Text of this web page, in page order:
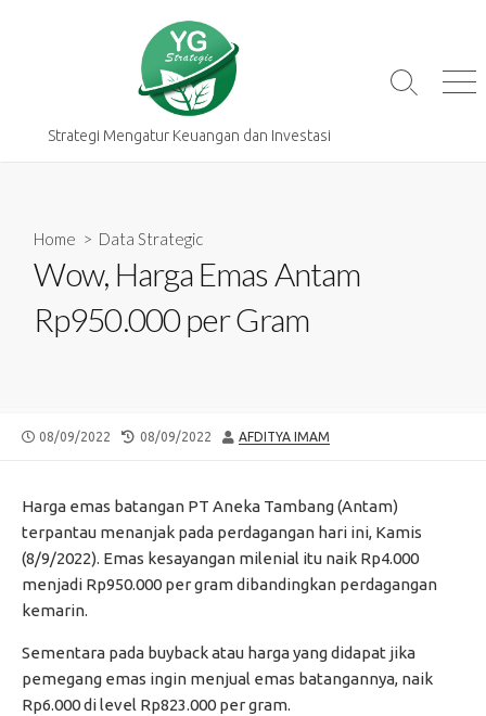
Strategi Mengatur Keuangan dan Investasi
Search
Home > Data Strategic
Wow, Harga Emas Antam
Rp950.000 per Gram
PUBLISHED
08/09/2022
LAST
08/09/2022 AUTHOR
AFDITYA IMAM
Harga emas batangan PT Aneka Tambang (Antam)
terpantau menanjak pada perdagangan hari ini, Kamis
(8/9/2022). Emas kesayangan milenial itu naik Rp4.000
menjadi Rp950.000 per gram dibandingkan perdagangan
kemarin.
Sementara pada buyback atau harga yang didapat jika
pemegang emas ingin menjual emas batangannya, naik
Rp6.000 di level Rp823.000 per gram.